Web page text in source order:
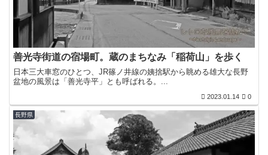
善光寺街道の宿場町。蔵のまちなみ「稲荷山」を歩く
日本三大車窓のひとつ、JR篠ノ井線の姨捨駅から眺める雄大な長野
盆地の風景は「善光寺平」とも呼ばれる。...
2023.01.14 0
長野県